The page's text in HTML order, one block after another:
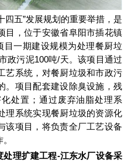
四五”发展规划的重要举措，是
目，位于安徽省阜阳市插花镇
目一期建设规模为处理餐厨垃
政污泥100吨/天。该项目通过
艺系统，对餐厨垃圾和市政污
。项目配套建设除臭设施，残
处置；通过废弃油脂处理系
理系统实现餐厨垃圾的资源化
该项目，将负责全厂工艺设备
处理扩建工程-江东水厂设备采